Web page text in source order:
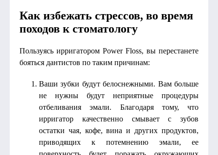
Как избежать стрессов, во время
походов к стоматологу
Пользуясь ирригатором Power Floss, вы перестанете
бояться дантистов по таким причинам:
Ваши зубки будут белоснежными. Вам больше
не нужны будут неприятные процедуры
отбеливания эмали. Благодаря тому, что
ирригатор качественно смывает с зубов
остатки чая, кофе, вина и других продуктов,
приводящих к потемнению эмали, ее